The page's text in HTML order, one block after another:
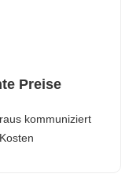
Preise
kommuniziert